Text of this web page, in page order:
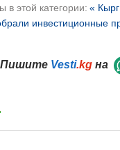
в этой категории: «
инвестиционные
Пишите Vesti.kg на